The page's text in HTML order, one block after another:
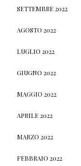
SETTEMBRE 2022
AGOSTO 2022
LUGLIO 2022
GIUGNO 2022
MAGGIO 2022
APRILE 2022
MARZO 2022
FEBBRAIO 2022